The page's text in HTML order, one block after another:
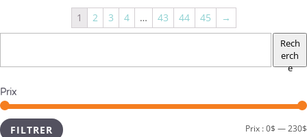
1 2 3 4 … 43 44 45 →
Rech
erch
e
Prix
FILTRER Prix :0$ —230$